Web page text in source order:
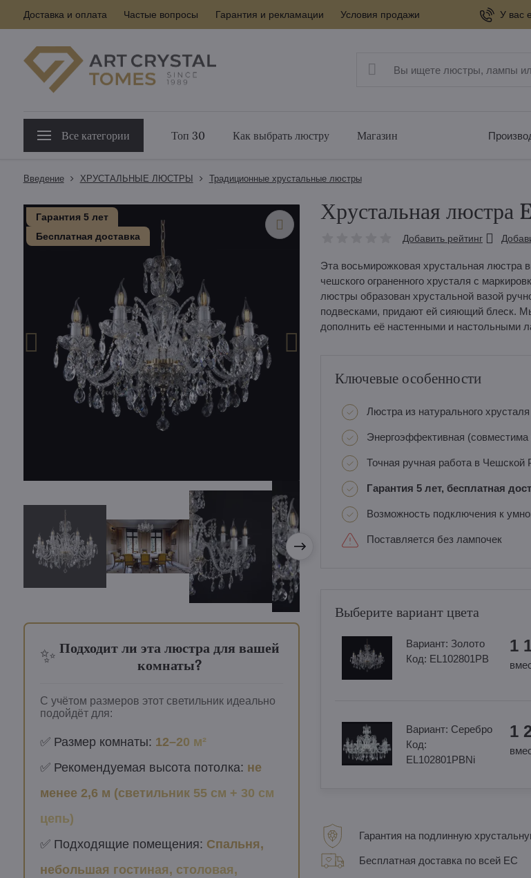
Доставка и оплата Частые вопросы Гарантия и рекламации Условия продажи У вас
Все категории Топ 30 Как выбрать люстру Магазин
Введение ХРУСТАЛЬНЫЕ ЛЮСТРЫ Традиционные хрустальные люстры
Гарантия 5 лет
Бесплатная доставка
✨ Подходит ли эта люстра для вашей
комнаты?
С учётом размеров этот светильник идеально
подойдёт для:
✅ Размер комнаты: 12–20 м²
✅ Рекомендуемая высота потолка: не
менее 2,6 м (светильник 55 см + 30 см
цепь)
✅ Подходящие помещения: Спальня,
небольшая гостиная, столовая,
Хрустальная люстра
Добавить рейтинг
Эта восьмирожковая хрустальная люстра
чешского ограненного хрусталя с
люстры образован хрустальной вазой
подвесками, придают ей сияющий блеск.
дополнить её настенными и настольными
Ключевые особенности
Люстра из натурального
Энергоэффективная
Точная ручная работа в Чешской
Гарантия 5 лет, бесплатная
Возможность подключения к
Поставляется без лампочек
Выберите вариант цвета
Вариант: Золотo
Код: EL102801PB
1
Вариант: Cеребро
Код:
EL102801PBNi
1
Гарантия на подлинную
Бесплатная доставка по всей ЕС